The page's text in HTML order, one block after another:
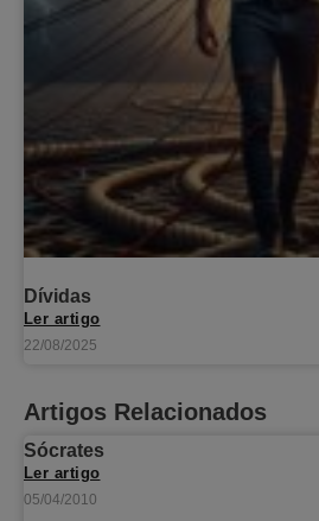
Dívidas
Ler artigo
22/08/2025
Artigos Relacionados
Sócrates
Ler artigo
05/04/2010